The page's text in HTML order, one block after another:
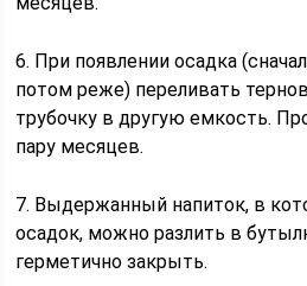
6. При появлении осадка
потом реже) переливать
трубочку в другую емкость.
пару месяцев.
7. Выдержанный напиток, в
осадок, можно разлить в
герметично закрыть.